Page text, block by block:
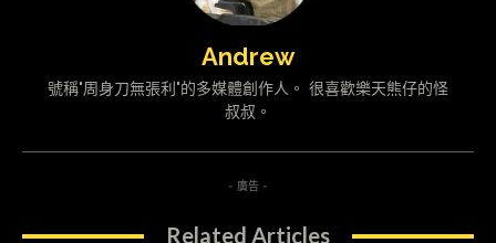
Andrew
號稱"周身刀無張利"的多媒體創作人。 很喜歡樂天熊仔的怪
叔叔。
- 廣告 -
Related Articles